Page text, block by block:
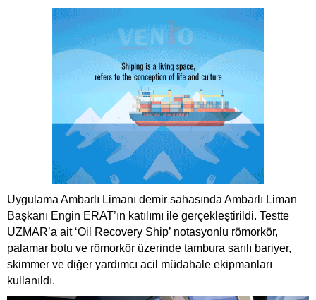
Uygulama Ambarlı Limanı demir sahasında Ambarlı Liman
Başkanı Engin ERAT’ın katılımı ile gerçekleştirildi. Testte
UZMAR’a ait ‘Oil Recovery Ship’ notasyonlu römorkör,
palamar botu ve römorkör üzerinde tambura sarılı bariyer,
skimmer ve diğer yardımcı acil müdahale ekipmanları
kullanıldı.